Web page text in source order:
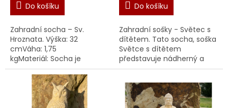
Do košíku
Zahradní socha – Sv.
Hroznata. Výška: 32
cmVáha: 1,75
kgMateriál: Socha je
vyrobena z umělého
pískovceVýroba: Ruční
výroba v ČR Socha, soška
Sv. Hroznata je vynikají...
Do košíku
Zahradní sošky - Světec s
dítětem. Tato socha, soška
Světce s dítětem
představuje nádherný a
symbolický prvek pro vaši
soška zobrazuje la...